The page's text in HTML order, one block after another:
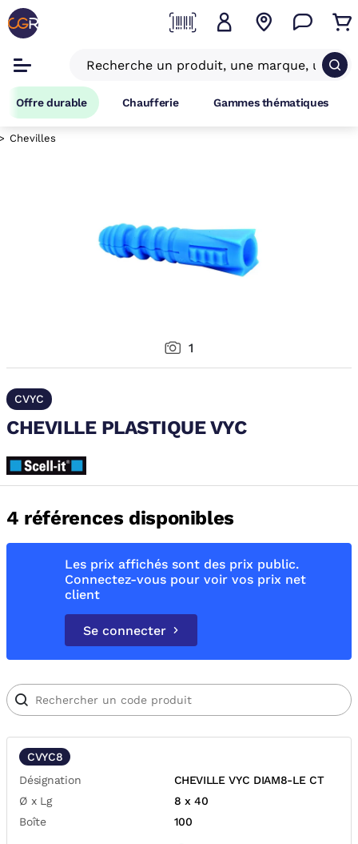
Offre durable Chaufferie Gammes thématiques
Chevilles
1
CVYC
CHEVILLE PLASTIQUE VYC
4 références disponibles
Les prix affichés sont des prix public.
Connectez-vous pour voir vos prix net
client
Se connecter
CVYC8
Désignation
CHEVILLE VYC DIAM8-LE CT
Ø x Lg
8 x 40
Boîte
100